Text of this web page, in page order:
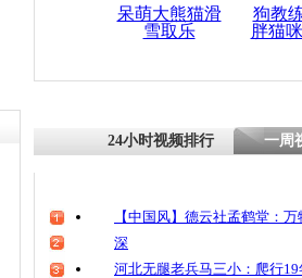
呆萌大熊猫滑
雪取乐
狗教
胖猫
24小时视频排行 一周
【中国风】德云社孟鹤堂：
深
河北无腿老兵马三小：爬行